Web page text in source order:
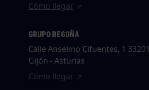
Cómo llegar
GRUPO BEGOÑA
Calle Anselmo Cifuentes, 1 33201
Gijón - Asturias
Cómo llegar